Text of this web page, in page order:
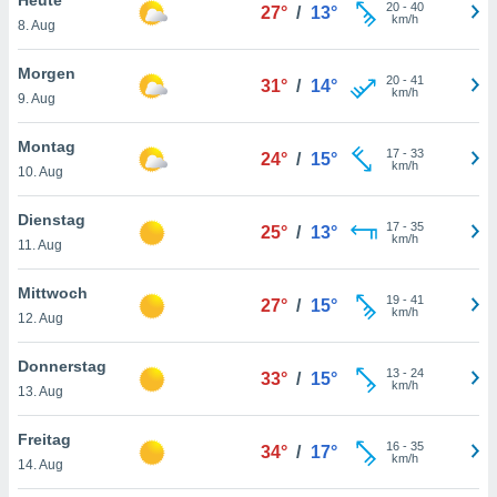
oder
Partner
es uns
das
der
Profil zu
Ihnen
finden
. Sie
jederzeit
Rand
8. Aug
27° / 13° 20- 40
km/h
Morgen
9. Aug
31° / 14° 20- 41
km/h
Montag
10. Aug
24° / 15° 17- 33
km/h
Dienstag
11. Aug
25° / 13° 17- 35
km/h
Mittwoch
12. Aug
27° / 15° 19- 41
km/h
Donnerstag
13. Aug
33° / 15° 13- 24
km/h
Freitag
14. Aug
34° / 17° 16- 35
km/h